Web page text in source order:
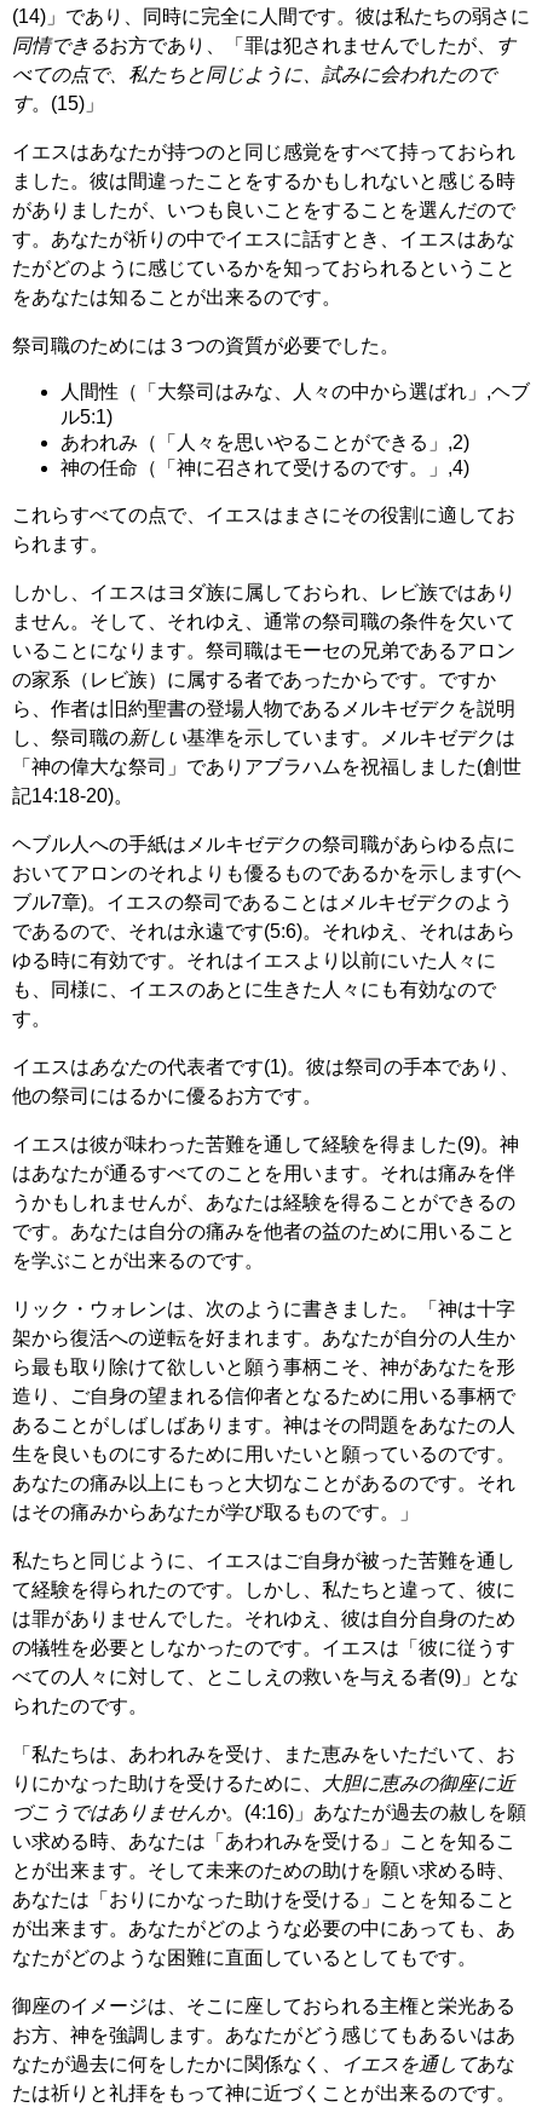
(14)」であり、同時に完全に人間です。彼は私たちの弱さに
同情できるお方であり、「罪は犯されませんでしたが、
す
べての点で、私たちと同じように、試みに会われたので
す。(15)」
イエスはあなたが持つのと同じ感覚をすべて持っておられ
ました。彼は間違ったことをするかもしれないと感じる時
がありましたが、いつも良いことをすることを選んだので
す。あなたが祈りの中でイエスに話すとき、イエスはあな
たがどのように感じているかを知っておられるということ
をあなたは知ることが出来るのです。
祭司職のためには３つの資質が必要でした。
人間性（「大祭司はみな、人々の中から選ばれ」,ヘブ
ル5:1)
あわれみ（「人々を思いやることができる」,2)
神の任命（「神に召されて受けるのです。」,4)
これらすべての点で、イエスはまさにその役割に適してお
られます。
しかし、イエスはヨダ族に属しておられ、レビ族ではあり
ません。そして、それゆえ、通常の祭司職の条件を欠いて
いることになります。祭司職はモーセの兄弟であるアロン
の家系（レビ族）に属する者であったからです。ですか
ら、作者は旧約聖書の登場人物であるメルキゼデクを説明
し、祭司職の新しい基準を示しています。メルキゼデクは
「神の偉大な祭司」でありアブラハムを祝福しました(創世
記14:18-20)。
ヘブル人への手紙はメルキゼデクの祭司職があらゆる点に
おいてアロンのそれよりも優るものであるかを示します(ヘ
ブル7章)。イエスの祭司であることはメルキゼデクのよう
であるので、それは永遠です(5:6)。それゆえ、それはあら
ゆる時に有効です。それはイエスより以前にいた人々に
も、同様に、イエスのあとに生きた人々にも有効なので
す。
イエスはあなたの代表者です(1)。彼は祭司の手本であり、
他の祭司にはるかに優るお方です。
イエスは彼が味わった苦難を通して経験を得ました(9)。神
はあなたが通るすべてのことを用います。それは痛みを伴
うかもしれませんが、あなたは経験を得ることができるの
です。あなたは自分の痛みを他者の益のために用いること
を学ぶことが出来るのです。
リック・ウォレンは、次のように書きました。「神は十字
架から復活への逆転を好まれます。あなたが自分の人生か
ら最も取り除けて欲しいと願う事柄こそ、神があなたを形
造り、ご自身の望まれる信仰者となるために用いる事柄で
あることがしばしばあります。神はその問題をあなたの人
生を良いものにするために用いたいと願っているのです。
あなたの痛み以上にもっと大切なことがあるのです。それ
はその痛みからあなたが学び取るものです。」
私たちと同じように、イエスはご自身が被った苦難を通し
て経験を得られたのです。しかし、私たちと違って、彼に
は罪がありませんでした。それゆえ、彼は自分自身のため
の犠牲を必要としなかったのです。イエスは「彼に従うす
べての人々に対して、とこしえの救いを与える者(9)」とな
られたのです。
「私たちは、あわれみを受け、また恵みをいただいて、お
りにかなった助けを受けるために、
大胆に恵みの御座に近
づこうではありませんか。(4:16)」あなたが過去の赦しを願
い求める時、あなたは「あわれみを受ける」ことを知るこ
とが出来ます。そして未来のための助けを願い求める時、
あなたは「おりにかなった助けを受ける」ことを知ること
が出来ます。あなたがどのような必要の中にあっても、あ
なたがどのような困難に直面しているとしてもです。
御座のイメージは、そこに座しておられる主権と栄光ある
お方、神を強調します。あなたがどう感じてもあるいはあ
なたが過去に何をしたかに関係なく、
イエスを通してあな
たは祈りと礼拝をもって神に近づくことが出来るのです。